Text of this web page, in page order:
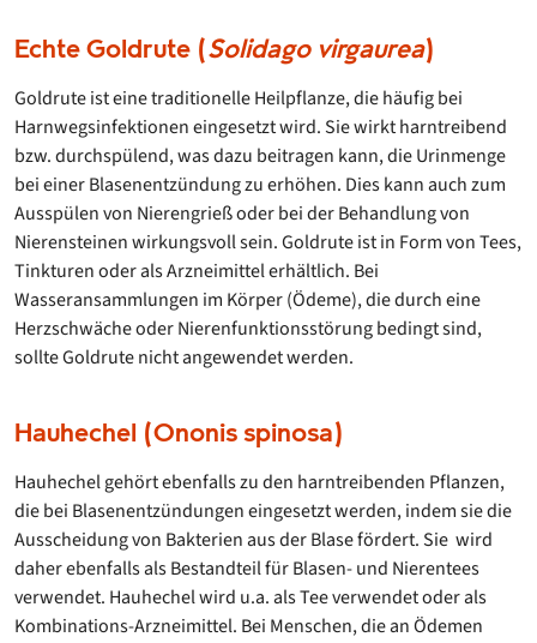
Echte Goldrute (Solidago virgaurea)
Goldrute ist eine traditionelle Heilpflanze, die häufig bei
Harnwegsinfektionen eingesetzt wird. Sie wirkt harntreibend
bzw. durchspülend, was dazu beitragen kann, die Urinmenge
bei einer Blasenentzündung zu erhöhen. Dies kann auch zum
Ausspülen von Nierengrieß oder bei der Behandlung von
Nierensteinen wirkungsvoll sein. Goldrute ist in Form von Tees,
Tinkturen oder als Arzneimittel erhältlich. Bei
Wasseransammlungen im Körper (Ödeme), die durch eine
Herzschwäche oder Nierenfunktionsstörung bedingt sind,
sollte Goldrute nicht angewendet werden.
Hauhechel (Ononis spinosa)
Hauhechel gehört ebenfalls zu den harntreibenden Pflanzen,
die bei Blasenentzündungen eingesetzt werden, indem sie die
Ausscheidung von Bakterien aus der Blase fördert. Sie wird
daher ebenfalls als Bestandteil für Blasen- und Nierentees
verwendet. Hauhechel wird u.a. als Tee verwendet oder als
Kombinations-Arzneimittel. Bei Menschen, die an Ödemen